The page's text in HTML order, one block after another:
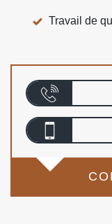
Travail de